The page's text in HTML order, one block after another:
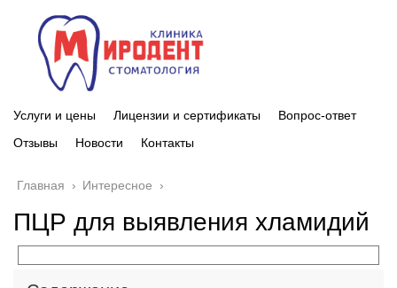
Услуги и цены Лицензии и сертификаты
Вопрос-ответ
Отзывы
Новости Контакты
Главная › Интересное ›
ПЦР для выявления хламидий